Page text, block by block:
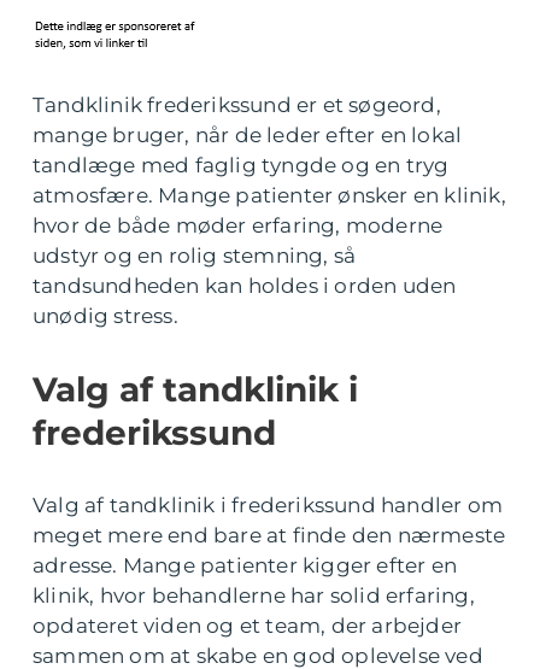
Tandklinik frederikssund er et søgeord,
mange bruger, når de leder efter en lokal
tandlæge med faglig tyngde og en tryg
atmosfære. Mange patienter ønsker en klinik,
hvor de både møder erfaring, moderne
udstyr og en rolig stemning, så
tandsundheden kan holdes i orden uden
unødig stress.
Valg af tandklinik i
frederikssund
Valg af tandklinik i frederikssund handler om
meget mere end bare at finde den nærmeste
adresse. Mange patienter kigger efter en
klinik, hvor behandlerne har solid erfaring,
opdateret viden og et team, der arbejder
sammen om at skabe en god oplevelse ved